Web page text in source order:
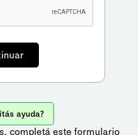
ayuda?
completá este formulario